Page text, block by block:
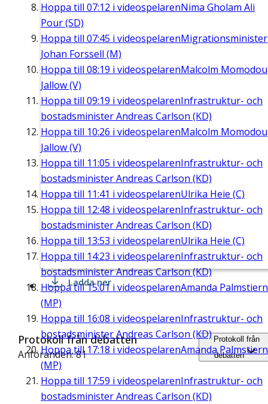
Hoppa till 07:12 i videospelarenNima Gholam Ali
Pour (SD)
Hoppa till 07:45 i videospelarenMigrationsminister
Johan Forssell (M)
Hoppa till 08:19 i videospelarenMalcolm Momodou
Jallow (V)
Hoppa till 09:19 i videospelarenInfrastruktur- och
bostadsminister Andreas Carlson (KD)
Hoppa till 10:26 i videospelarenMalcolm Momodou
Jallow (V)
Hoppa till 11:05 i videospelarenInfrastruktur- och
bostadsminister Andreas Carlson (KD)
Hoppa till 11:41 i videospelarenUlrika Heie (C)
Hoppa till 12:48 i videospelarenInfrastruktur- och
bostadsminister Andreas Carlson (KD)
Hoppa till 13:53 i videospelarenUlrika Heie (C)
Hoppa till 14:23 i videospelarenInfrastruktur- och
bostadsminister Andreas Carlson (KD)
Hoppa till15:01 i videospelarenAmanda
(MP)
Hoppa till 16:08 i videospelarenInfrastruktur- och
bostadsminister Andreas Carlson (KD)
Hoppa till 17:18 i videospelarenAmanda
(MP)
Hoppa till 17:59 i videospelarenInfrastruktur- och
bostadsminister Andreas Carlson (KD)
Ladda ner
Protokoll från debatten
Anföranden: 81
Protokoll från
debatten